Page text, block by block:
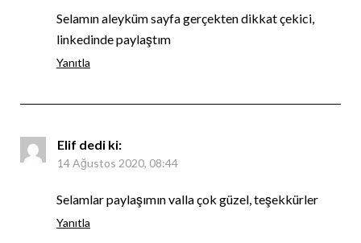
Selamın aleyküm sayfa gerçekten dikkat çekici,
linkedinde paylaştım
Yanıtla
Elif dedi ki:
14 Ağustos 2020, 08:44
Selamlar paylaşımın valla çok güzel, teşekkürler
Yanıtla